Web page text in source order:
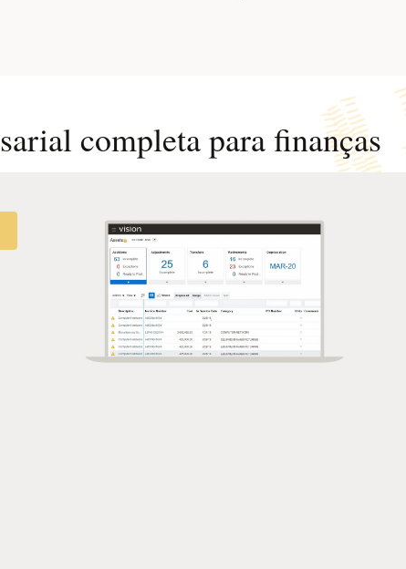
completa para finanças